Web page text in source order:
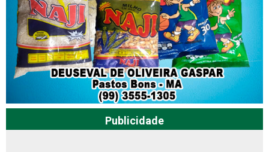
Publicidade